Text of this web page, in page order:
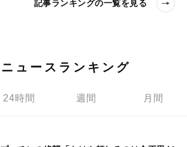
記事ランキングの一覧を見る
ニュースランキング
24時間 週間 月間